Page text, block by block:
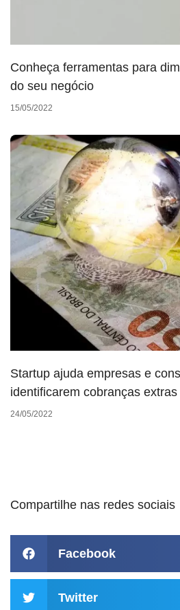
Conheça ferramentas para
do seu negócio
15/05/2022
Startup ajuda empresas e
identificarem cobranças
24/05/2022
Compartilhe nas redes sociais
Facebook
Twitter